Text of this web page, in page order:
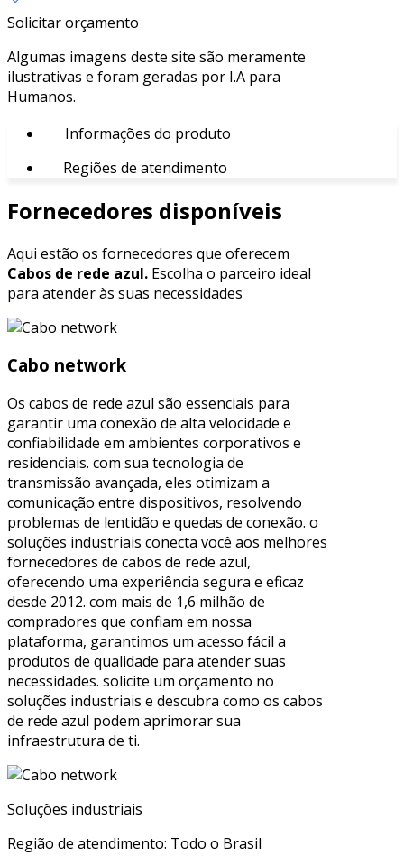
Solicitar orçamento
Algumas imagens deste site são meramente
ilustrativas e foram geradas por I.A para
Humanos.
Informações do produto
Regiões de atendimento
Fornecedores disponíveis
Aqui estão os fornecedores que oferecem
Cabos de rede azul. Escolha o parceiro ideal
para atender às suas necessidades
Cabo network
Os cabos de rede azul são essenciais para
garantir uma conexão de alta velocidade e
confiabilidade em ambientes corporativos e
residenciais. com sua tecnologia de
transmissão avançada, eles otimizam a
comunicação entre dispositivos, resolvendo
problemas de lentidão e quedas de conexão. o
soluções industriais conecta você aos melhores
fornecedores de cabos de rede azul,
oferecendo uma experiência segura e eficaz
desde 2012. com mais de 1,6 milhão de
compradores que confiam em nossa
plataforma, garantimos um acesso fácil a
produtos de qualidade para atender suas
necessidades. solicite um orçamento no
soluções industriais e descubra como os cabos
de rede azul podem aprimorar sua
infraestrutura de ti.
Soluções industriais
Região de atendimento: Todo o Brasil